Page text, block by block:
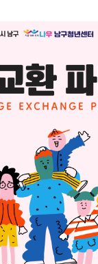
하실 수 있습니다. 다과
고 친목도 쌓고 즐거운
분 ▪️워킹홀리데이/어학
쌓고 싶으신 분 특별한 룰
1F ?일시 : 24. 12. 01.
▪ 인스타그램:
participate
and Korean with
and having fun!
▪️ Anyone who
members
rules. NAMGU YOUTH